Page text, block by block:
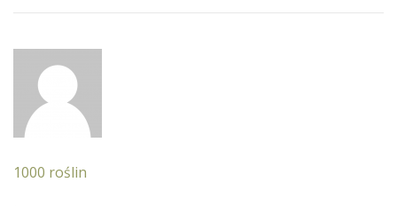
1000 roślin